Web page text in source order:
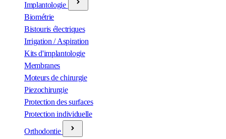
Implantologie
Biométrie
Bistouris électriques
Irrigation / Aspiration
Kits d'implantologie
Membranes
Moteurs de chirurgie
Piezochirurgie
Protection des surfaces
Protection individuelle
Orthodontie